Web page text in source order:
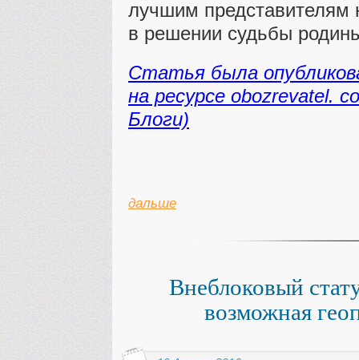
лучшим представителям
в решении судьбы
Статья была
на ресурсе obozrevatel.
Блоги)
дальше
Внеблоковый
возможная